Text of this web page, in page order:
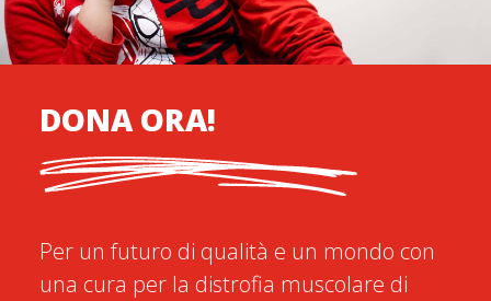
DONA ORA!
Per un futuro di qualità e un mondo con
una cura per la distrofia muscolare di